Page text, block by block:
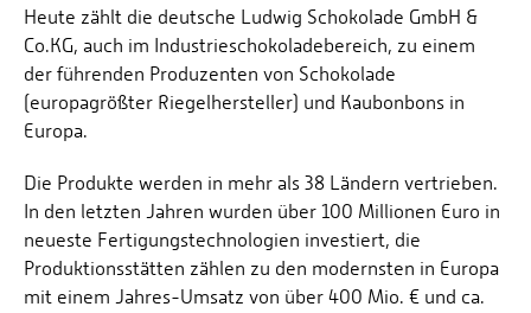
Heute zählt die deutsche Ludwig Schokolade GmbH &
Co.KG, auch im Industrieschokoladebereich, zu einem
der führenden Produzenten von Schokolade
(europagrößter Riegelhersteller) und Kaubonbons in
Europa.
Die Produkte werden in mehr als 38 Ländern vertrieben.
In den letzten Jahren wurden über 100 Millionen Euro in
neueste Fertigungstechnologien investiert, die
Produktionsstätten zählen zu den modernsten in Europa
mit einem Jahres-Umsatz von über 400 Mio. € und ca.